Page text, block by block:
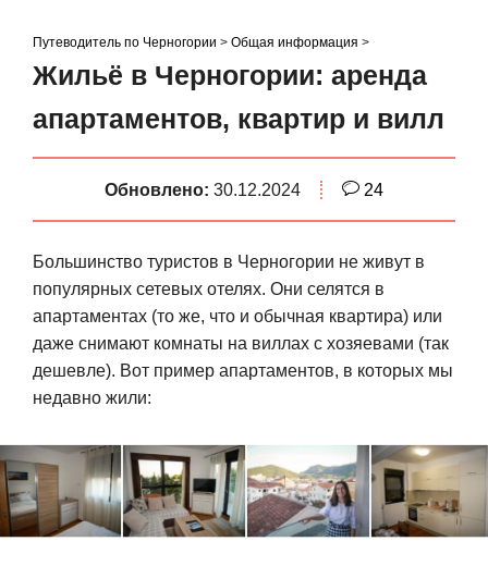
Путеводитель по Черногории > Общая информация >
Жильё в Черногории: аренда
апартаментов, квартир и вилл
Обновлено: 30.12.2024 24
Большинство туристов в Черногории не живут в
популярных сетевых отелях. Они селятся в
апартаментах (то же, что и обычная квартира) или
даже снимают комнаты на виллах с хозяевами (так
дешевле). Вот пример апартаментов, в которых мы
недавно жили: